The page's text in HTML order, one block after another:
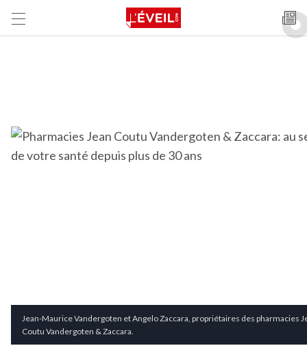
Jean-Maurice Vandergoten et Angelo Zaccara, propriétaires des pharmacies
Coutu Vandergoten & Zaccara.